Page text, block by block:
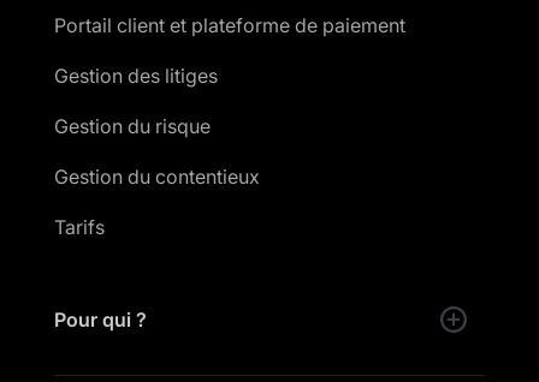
Portail client et plateforme de paiement
Gestion des litiges
Gestion du risque
Gestion du contentieux
Tarifs
Pour qui ?